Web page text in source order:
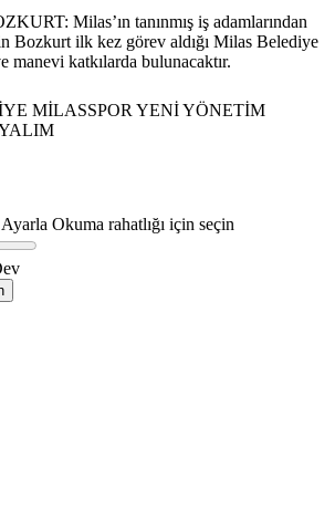
Milas’ın tanınmış iş adamlarından
Bozkurt ilk kez görev aldığı Milas Belediye
manevi katkılarda bulunacaktır.
MİLASSPOR YENİ YÖNETİM
Okuma rahatlığı için seçin